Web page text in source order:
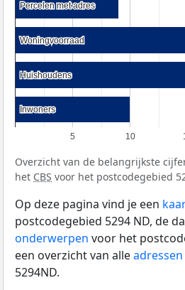
5 10
Percelen met adres
Percelen met adres
Woningvoorraad
Woningvoorraad
Huishoudens
Huishoudens
Inwoners
Inwoners
Overzicht van de belangrijkste
het CBS voor het postcodegebied
Op deze pagina vind je een
postcodegebied 5294 ND, de
onderwerpen voor het
een overzicht van alleadressen
5294ND.